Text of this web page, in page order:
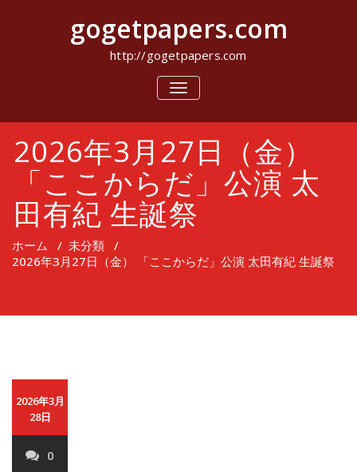
キ
gogetpapers.com
http://gogetpapers.com
ナ
ビ
シ
ョ
を
切
り
替
2026年3月27日（金）
「ここからだ」公演 太
田有紀 生誕祭
ホーム / 未分類 /
2026年3月27日（金） 「ここからだ」公演 太田有紀 生誕祭
2026年3月
28日
0